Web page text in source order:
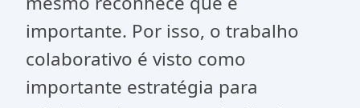
importante. Por isso, o trabalho
colaborativo é visto como
importante estratégia para